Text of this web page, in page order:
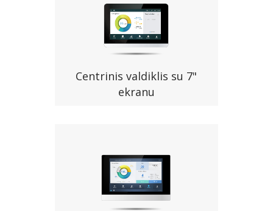
Centrinis valdiklis su 7"
ekranu